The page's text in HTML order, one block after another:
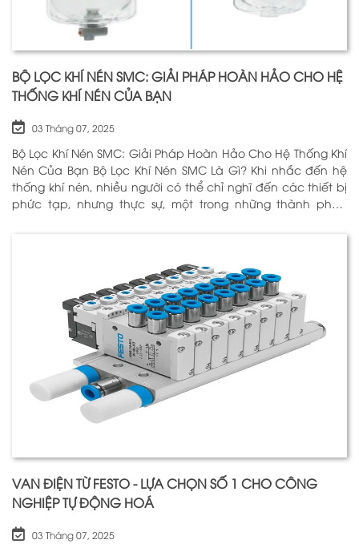
BỘ LỌC KHÍ NÉN SMC: GIẢI PHÁP HOÀN HẢO CHO HỆ
THỐNG KHÍ NÉN CỦA BẠN
03 Tháng 07, 2025
Bộ Lọc Khí Nén SMC: Giải Pháp Hoàn Hảo Cho Hệ Thống Khí
Nén Của Bạn Bộ Lọc Khí Nén SMC Là Gì? Khi nhắc đến hệ
thống khí nén, nhiều người có thể chỉ nghĩ đến các thiết bị
phức tạp, nhưng thực sự, một trong những thành phần
VAN ĐIỆN TỪ FESTO - LỰA CHỌN SỐ 1 CHO CÔNG
NGHIỆP TỰ ĐỘNG HOÁ
03 Tháng 07, 2025